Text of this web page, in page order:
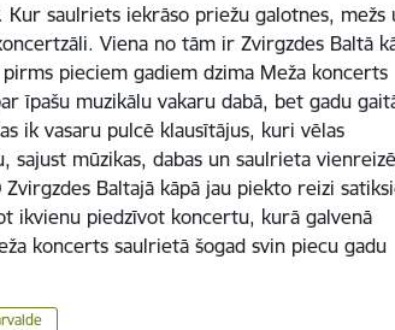
saulriets iekrāso priežu galotnes, mežs
Viena no tām ir Zvirgzdes Baltā
pieciem gadiem dzima Meža koncerts
īpašu muzikālu vakaru dabā, bet gadu
ik vasaru pulcē klausītājus, kuri vēlas
sajust mūzikas, dabas un saulrieta
Baltajā kāpā jau piekto reizi
ikvienu piedzīvot koncertu, kurā galvenā
koncerts saulrietā šogad svin piecu gadu